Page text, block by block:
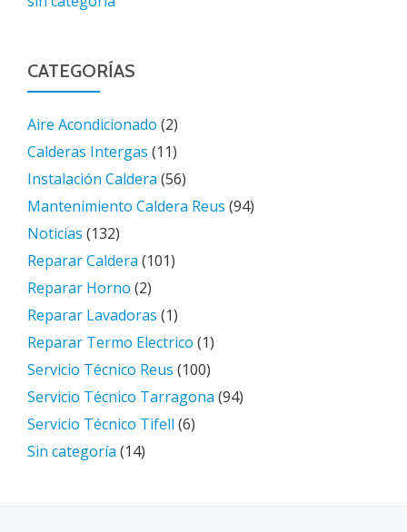
CATEGORÍAS
Aire Acondicionado (2)
Calderas Intergas (11)
Instalación Caldera (56)
Mantenimiento Caldera Reus (94)
Noticias (132)
Reparar Caldera (101)
Reparar Horno (2)
Reparar Lavadoras (1)
Reparar Termo Electrico (1)
Servicio Técnico Reus (100)
Servicio Técnico Tarragona (94)
Servicio Técnico Tifell (6)
Sin categoría (14)